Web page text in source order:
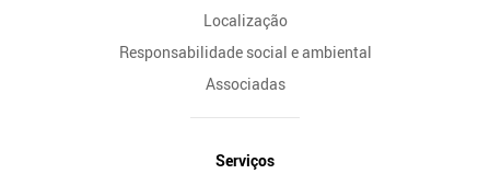
Localização
Responsabilidade social e ambiental
Associadas
Serviços